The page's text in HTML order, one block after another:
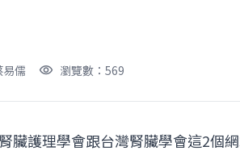
易儒 visibility 瀏覽數：569
臟護理學會跟台灣腎臟學會這2個